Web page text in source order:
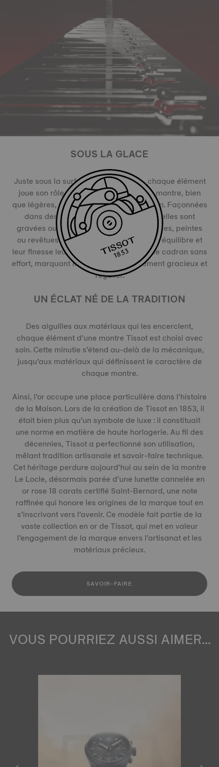
SOUS LA GLACE
Juste sous la surface de cette glace, chaque élément
joue son rôle. Même les aiguilles de la montre, bien
que légères, exigent une grande précision. Façonnées
dans des feuilles de laiton ultra-fines, elles sont
gravées ou découpées au laser, puis polies, peintes
ou revêtues en fonction du modèle. Leur équilibre et
leur finesse leur permettent de balayer le cadran sans
effort, marquant le temps d’un mouvement gracieux et
régulier.
UN ÉCLAT NÉ DE LA TRADITION
Des aiguilles aux matériaux qui les encerclent,
chaque élément d’une montre Tissot est choisi avec
soin. Cette minutie s’étend au-delà de la mécanique,
jusqu’aux matériaux qui définissent le caractère de
chaque montre.
Ainsi, l’or occupe une place particulière dans l’histoire
de la Maison. Lors de la création de Tissot en 1853, il
était bien plus qu’un symbole de luxe : il constituait
une norme en matière de haute horlogerie. Au fil des
décennies, Tissot a perfectionné son utilisation,
mêlant tradition artisanale et savoir-faire technique.
Cet héritage perdure aujourd’hui au sein de la montre
Le Locle, désormais parée d’une lunette cannelée en
or rose 18 carats certifié Saint-Bernard, une note
raffinée qui honore les origines de la marque tout en
s’inscrivant vers l’avenir. Ce modèle fait partie de la
vaste collection en or de Tissot, qui met en valeur
l’engagement de la marque envers l’artisanat et les
matériaux précieux.
SAVOIR-FAIRE
VOUS POURRIEZ AUSSI AIMER...